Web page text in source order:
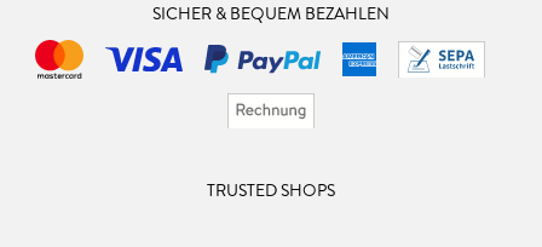
SICHER & BEQUEM BEZAHLEN
TRUSTED SHOPS